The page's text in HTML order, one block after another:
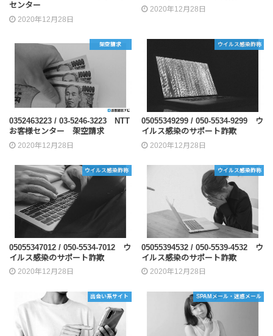
センター
2020年12月28日
2020年12月28日
架空請求
0352463223 / 03-5246-3223 NTT
お客様センター 架空請求
2020年12月28日
ウイルス感染詐称
05055349299 / 050-5534-9299 ウ
イルス感染のサポート詐欺
2020年12月28日
ウイルス感染詐称
05055347012 / 050-5534-7012 ウ
イルス感染のサポート詐欺
2020年12月28日
ウイルス感染詐称
05055394532 / 050-5539-4532 ウ
イルス感染のサポート詐欺
2020年12月28日
出会い系サイト SPAMメール・迷惑メール